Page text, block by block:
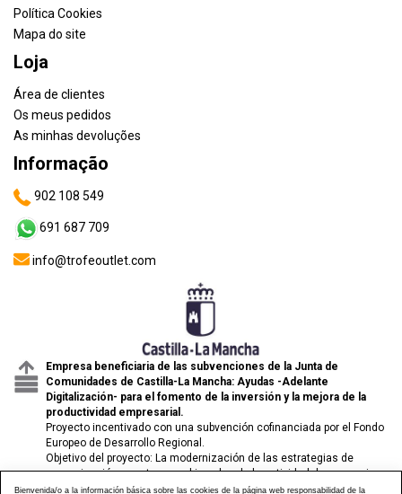
Política Cookies
Mapa do site
Loja
Área de clientes
Os meus pedidos
As minhas devoluções
Informação
902 108 549
691 687 709
info@trofeoutlet.com
Empresa beneficiaria de las subvenciones de la Junta de
Comunidades de Castilla-La Mancha: Ayudas -Adelante
Digitalización- para el fomento de la inversión y la mejora de la
productividad empresarial.
Proyecto incentivado con una subvención cofinanciada por el Fondo
Europeo de Desarrollo Regional.
Objetivo del proyecto: La modernización de las estrategias de
comunicación y venta para el impulso de la actividad de comercio
electrónico de las pymes.
Bienvenida/o a la información básica sobre las cookies de la página web responsabilidad de la